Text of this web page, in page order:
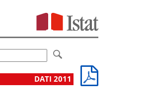
DATI 2011